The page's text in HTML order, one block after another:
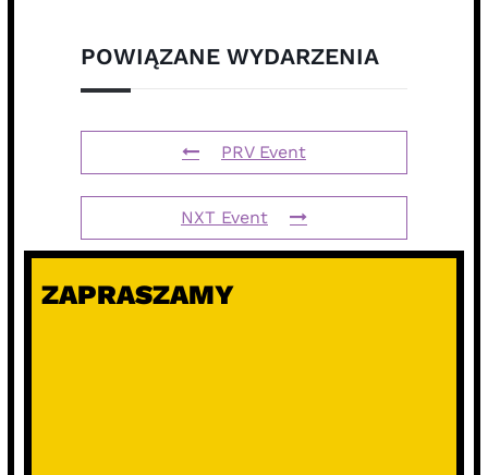
POWIĄZANE WYDARZENIA
PRV Event
NXT Event
ZAPRASZAMY